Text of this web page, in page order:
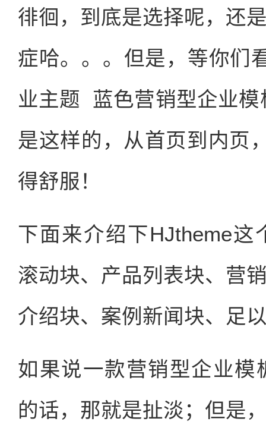
徘徊，到底是选择呢，还
症哈。。。但是，等你们
业主题 蓝色营销型企业
是这样的，从首页到内页
得舒服！
下面来介绍下HJtheme这
滚动块、产品列表块、营
介绍块、案例新闻块、足
如果说一款营销型企业模
的话，那就是扯淡；但是